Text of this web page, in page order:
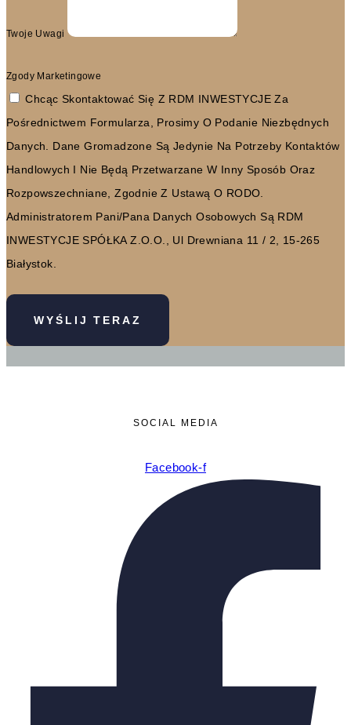
Twoje Uwagi
Zgody Marketingowe
Chcąc Skontaktować Się Z RDM INWESTYCJE Za
Pośrednictwem Formularza, Prosimy O Podanie Niezbędnych
Danych. Dane Gromadzone Są Jedynie Na Potrzeby Kontaktów
Handlowych I Nie Będą Przetwarzane W Inny Sposób Oraz
Rozpowszechniane, Zgodnie Z Ustawą O RODO.
Administratorem Pani/Pana Danych Osobowych Są RDM
INWESTYCJE SPÓŁKA Z.O.O., Ul Drewniana 11 / 2, 15-265
Białystok.
WYŚLIJ TERAZ
SOCIAL MEDIA
Facebook-f